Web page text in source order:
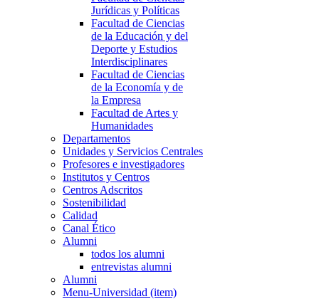
Jurídicas y Políticas
Facultad de Ciencias
de la Educación y del
Deporte y Estudios
Interdisciplinares
Facultad de Ciencias
de la Economía y de
la Empresa
Facultad de Artes y
Humanidades
Departamentos
Unidades y Servicios Centrales
Profesores e investigadores
Institutos y Centros
Centros Adscritos
Sostenibilidad
Calidad
Canal Ético
Alumni
todos los alumni
entrevistas alumni
Alumni
Menu-Universidad (item)